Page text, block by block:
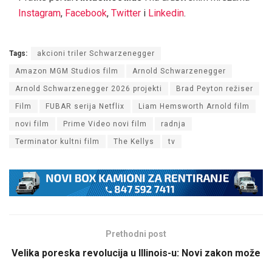
Instagram, Facebook, Twitter i Linkedin.
Tags: akcioni triler Schwarzenegger
Amazon MGM Studios film Arnold Schwarzenegger
Arnold Schwarzenegger 2026 projekti Brad Peyton režiser
Film FUBAR serija Netflix Liam Hemsworth Arnold film
novi film Prime Video novi film radnja
Terminator kultni film The Kellys tv
Prethodni post
Velika poreska revolucija u Illinois-u: Novi zakon može